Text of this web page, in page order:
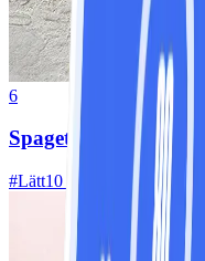
6
Spagetti med
#Lätt10 MIN